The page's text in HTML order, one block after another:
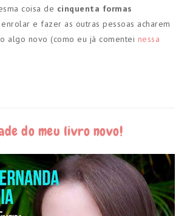
coisa de cinquenta formas
e fazer as outras pessoas acharem
algo novo (como eu já comentei nessa
do meu livro novo!